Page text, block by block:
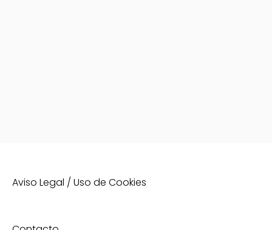
Aviso Legal / Uso de Cookies